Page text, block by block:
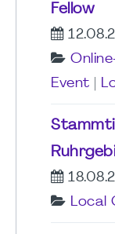
Fellow
Event
Local